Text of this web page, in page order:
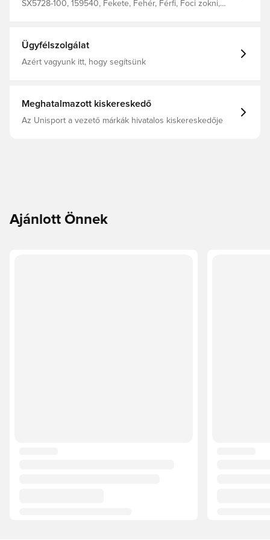
SX5728-100, 159540, Fekete, Fehér, Férfi, Foci zokni,
Ügyfélszolgálat
Azért vagyunk itt, hogy segítsünk
Meghatalmazott kiskereskedő
Az Unisport a vezető márkák hivatalos kiskereskedője
Ajánlott Önnek